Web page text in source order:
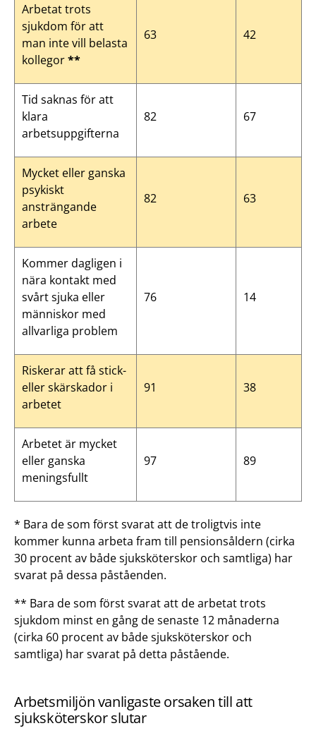
Arbetat trots
sjukdom för att
man inte vill belasta
kollegor**
63 42
Tid saknas för att
klara
arbetsuppgifterna
82 67
Mycket eller ganska
psykiskt
ansträngande
arbete
82 63
Kommer dagligen i
nära kontakt med
svårt sjuka eller
människor med
allvarliga problem
76 14
Riskerar att få stick-
eller skärskador i
arbetet
91 38
Arbetet är mycket
eller ganska
meningsfullt
97 89
* Bara de som först svarat att de troligtvis inte
kommer kunna arbeta fram till pensionsåldern (cirka
30 procent av både sjuksköterskor och samtliga) har
svarat på dessa påståenden.
** Bara de som först svarat att de arbetat trots
sjukdom minst en gång de senaste 12 månaderna
(cirka 60 procent av både sjuksköterskor och
samtliga) har svarat på detta påstående.
Arbetsmiljön vanligaste orsaken till att
sjuksköterskor slutar